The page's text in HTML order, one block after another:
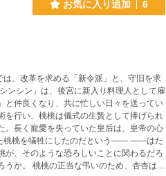
お気に入り追加 6
、改革を求める「新令派」と、守旧を求
と仲良くなり、共に忙しい日々を送ってい
を行い、桃桃は儀式の生贄として捧げられ
。長く寵愛を失っていた皇后は、皇帝の心
を犠牲にしたのだという―― ――はた
うか。 桃桃の正当な弔いのため、杏杏は、